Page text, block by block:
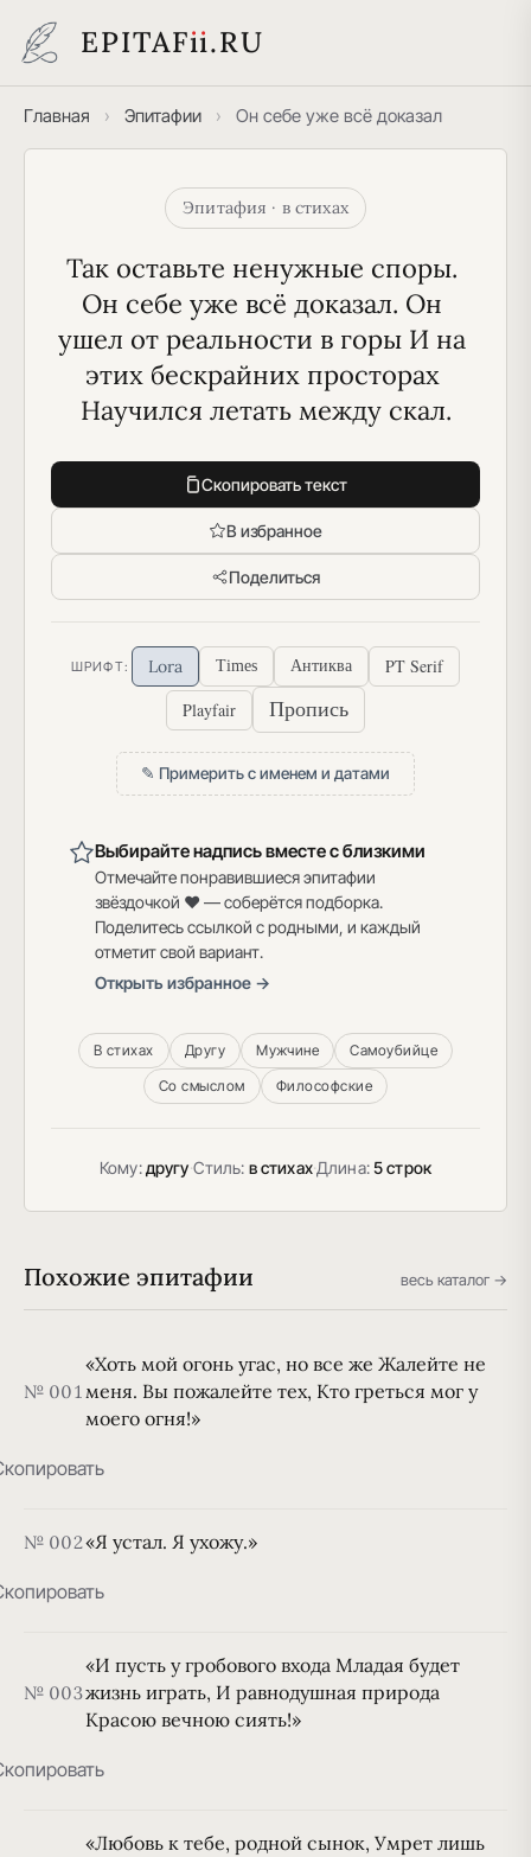
EPITAFii.RU
Главная › Эпитафии › Он себе уже всё доказал
Эпитафия · в стихах
Так оставьте ненужные споры.
Он себе уже всё доказал. Он
ушел от реальности в горы И на
этих бескрайних просторах
Научился летать между скал.
Скопировать текст
В избранное
Поделиться
ШРИФТ: Lora Times Антиква
PT Serif
Playfair
Пропись
✎ Примерить с именем и датами
Выбирайте надпись вместе с близкими
Отмечайте понравившиеся эпитафии
звёздочкой ♥ — соберётся подборка.
Поделитесь ссылкой с родными, и каждый
отметит свой вариант.
Открыть избранное →
В стихах Другу Мужчине
Самоубийце
Со смыслом
Философские
Кому:другу·Стиль: в стихах·Длина:5 строк
Похожие эпитафии весь каталог →
№ 001
«Хоть мой огонь угас, но все же Жалейте не
меня. Вы пожалейте тех, Кто греться мог у
моего огня!»
№ 002«Я устал. Я ухожу.»
№ 003
«И пусть у гробового входа Младая будет
жизнь играть, И равнодушная природа
Красою вечною сиять!»
«Любовь к тебе, родной сынок, Умрет лишь